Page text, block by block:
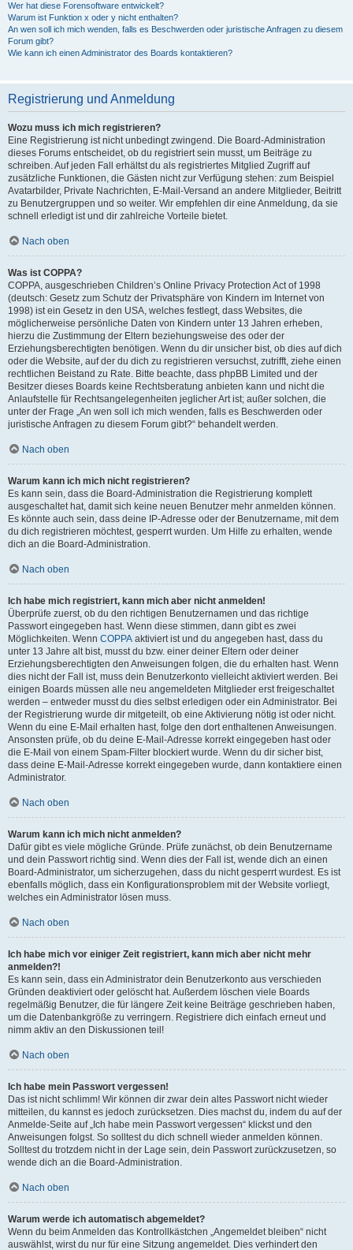
Wer hat diese Forensoftware entwickelt?
Warum ist Funktion x oder y nicht enthalten?
An wen soll ich mich wenden, falls es Beschwerden oder juristische Anfragen zu diesem
Forum gibt?
Wie kann ich einen Administrator des Boards kontaktieren?
Registrierung und Anmeldung
Wozu muss ich mich registrieren?
Eine Registrierung ist nicht unbedingt zwingend. Die Board-Administration
dieses Forums entscheidet, ob du registriert sein musst, um Beiträge zu
schreiben. Auf jeden Fall erhältst du als registriertes Mitglied Zugriff auf
zusätzliche Funktionen, die Gästen nicht zur Verfügung stehen: zum Beispiel
Avatarbilder, Private Nachrichten, E-Mail-Versand an andere Mitglieder, Beitritt
zu Benutzergruppen und so weiter. Wir empfehlen dir eine Anmeldung, da sie
schnell erledigt ist und dir zahlreiche Vorteile bietet.
Nach oben
Was ist COPPA?
COPPA, ausgeschrieben Children’s Online Privacy Protection Act of 1998
(deutsch: Gesetz zum Schutz der Privatsphäre von Kindern im Internet von
1998) ist ein Gesetz in den USA, welches festlegt, dass Websites, die
möglicherweise persönliche Daten von Kindern unter 13 Jahren erheben,
hierzu die Zustimmung der Eltern beziehungsweise des oder der
Erziehungsberechtigten benötigen. Wenn du dir unsicher bist, ob dies auf dich
oder die Website, auf der du dich zu registrieren versuchst, zutrifft, ziehe einen
rechtlichen Beistand zu Rate. Bitte beachte, dass phpBB Limited und der
Besitzer dieses Boards keine Rechtsberatung anbieten kann und nicht die
Anlaufstelle für Rechtsangelegenheiten jeglicher Art ist; außer solchen, die
unter der Frage „An wen soll ich mich wenden, falls es Beschwerden oder
juristische Anfragen zu diesem Forum gibt?“ behandelt werden.
Nach oben
Warum kann ich mich nicht registrieren?
Es kann sein, dass die Board-Administration die Registrierung komplett
ausgeschaltet hat, damit sich keine neuen Benutzer mehr anmelden können.
Es könnte auch sein, dass deine IP-Adresse oder der Benutzername, mit dem
du dich registrieren möchtest, gesperrt wurden. Um Hilfe zu erhalten, wende
dich an die Board-Administration.
Nach oben
Ich habe mich registriert, kann mich aber nicht anmelden!
Überprüfe zuerst, ob du den richtigen Benutzernamen und das richtige
Passwort eingegeben hast. Wenn diese stimmen, dann gibt es zwei
Möglichkeiten. Wenn COPPA aktiviert ist und du angegeben hast, dass du
unter 13 Jahre alt bist, musst du bzw. einer deiner Eltern oder deiner
Erziehungsberechtigten den Anweisungen folgen, die du erhalten hast. Wenn
dies nicht der Fall ist, muss dein Benutzerkonto vielleicht aktiviert werden. Bei
einigen Boards müssen alle neu angemeldeten Mitglieder erst freigeschaltet
werden – entweder musst du dies selbst erledigen oder ein Administrator. Bei
der Registrierung wurde dir mitgeteilt, ob eine Aktivierung nötig ist oder nicht.
Wenn du eine E-Mail erhalten hast, folge den dort enthaltenen Anweisungen.
Ansonsten prüfe, ob du deine E-Mail-Adresse korrekt eingegeben hast oder
die E-Mail von einem Spam-Filter blockiert wurde. Wenn du dir sicher bist,
dass deine E-Mail-Adresse korrekt eingegeben wurde, dann kontaktiere einen
Administrator.
Nach oben
Warum kann ich mich nicht anmelden?
Dafür gibt es viele mögliche Gründe. Prüfe zunächst, ob dein Benutzername
und dein Passwort richtig sind. Wenn dies der Fall ist, wende dich an einen
Board-Administrator, um sicherzugehen, dass du nicht gesperrt wurdest. Es ist
ebenfalls möglich, dass ein Konfigurationsproblem mit der Website vorliegt,
welches ein Administrator lösen muss.
Nach oben
Ich habe mich vor einiger Zeit registriert, kann mich aber nicht mehr
anmelden?!
Es kann sein, dass ein Administrator dein Benutzerkonto aus verschieden
Gründen deaktiviert oder gelöscht hat. Außerdem löschen viele Boards
regelmäßig Benutzer, die für längere Zeit keine Beiträge geschrieben haben,
um die Datenbankgröße zu verringern. Registriere dich einfach erneut und
nimm aktiv an den Diskussionen teil!
Nach oben
Ich habe mein Passwort vergessen!
Das ist nicht schlimm! Wir können dir zwar dein altes Passwort nicht wieder
mitteilen, du kannst es jedoch zurücksetzen. Dies machst du, indem du auf der
Anmelde-Seite auf „Ich habe mein Passwort vergessen“ klickst und den
Anweisungen folgst. So solltest du dich schnell wieder anmelden können.
Solltest du trotzdem nicht in der Lage sein, dein Passwort zurückzusetzen, so
wende dich an die Board-Administration.
Nach oben
Warum werde ich automatisch abgemeldet?
Wenn du beim Anmelden das Kontrollkästchen „Angemeldet bleiben“ nicht
auswählst, wirst du nur für eine Sitzung angemeldet. Dies verhindert den